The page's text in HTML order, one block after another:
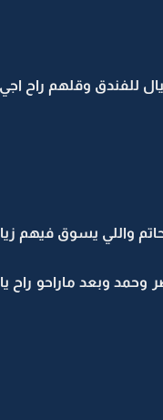
وقلهم راح اجي لهم
حاتم واللي يسوق
وبعد ماراحو راح